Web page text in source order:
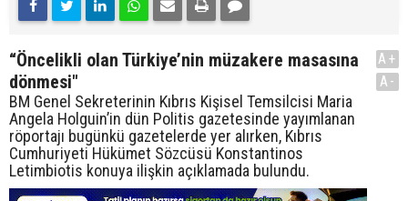
“Öncelikli olan Türkiye’nin müzakere masasına
dönmesi"
BM Genel Sekreterinin Kıbrıs Kişisel Temsilcisi Maria
Angela Holguin’in dün Politis gazetesinde yayımlanan
röportajı bugünkü gazetelerde yer alırken, Kıbrıs
Cumhuriyeti Hükümet Sözcüsü Konstantinos
Letimbiotis konuya ilişkin açıklamada bulundu.
A+
A-